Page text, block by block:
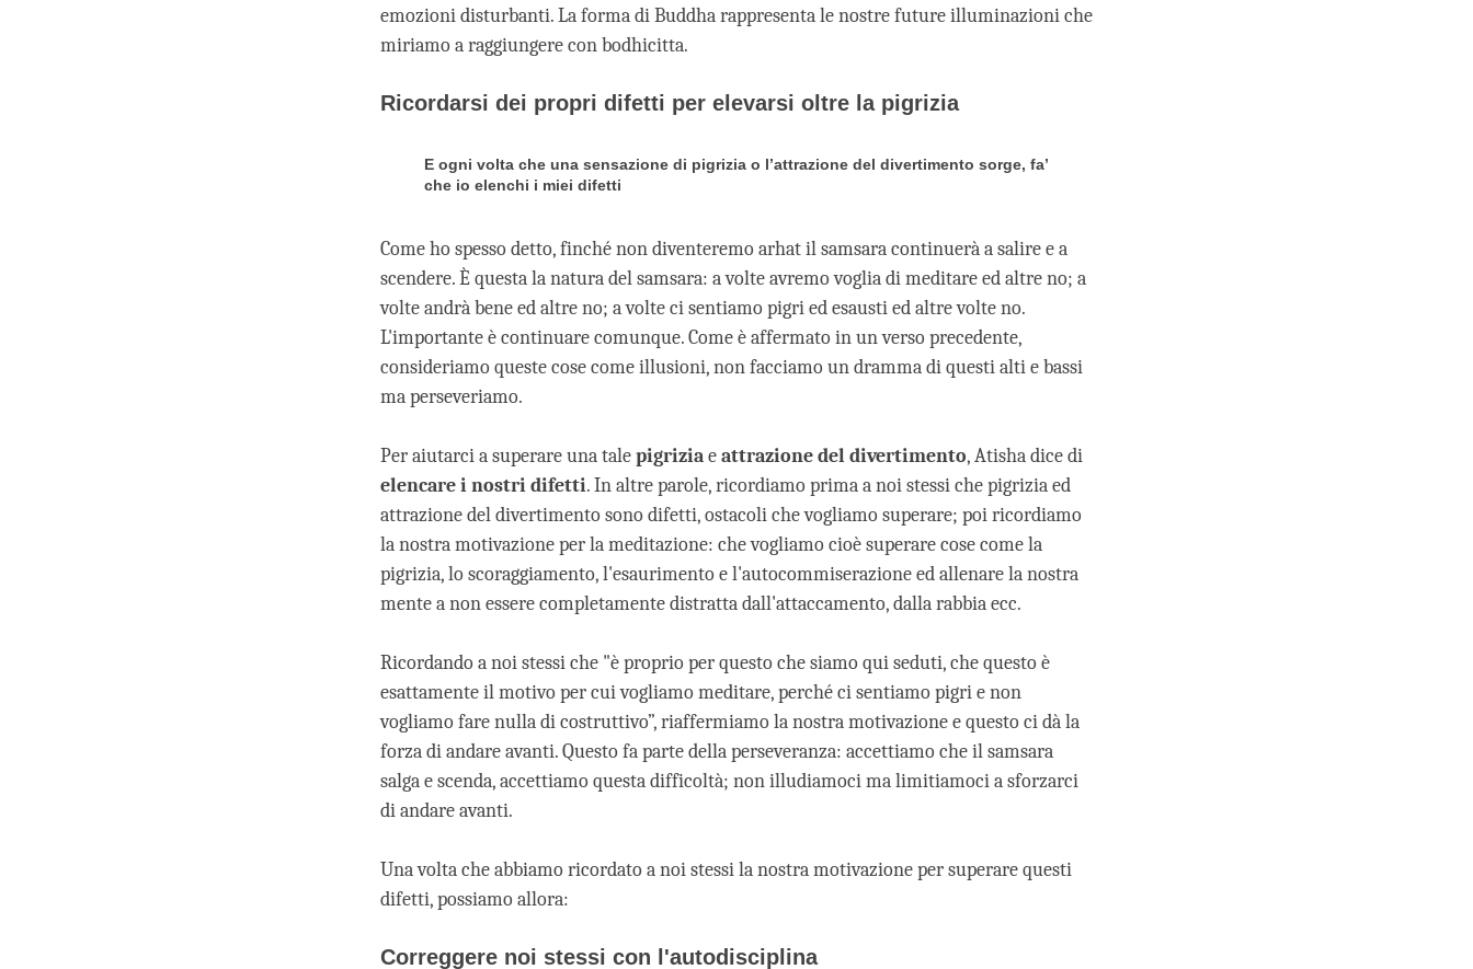
emozioni disturbanti. La forma di Buddha rappresenta le nostre future illuminazioni che
miriamo a raggiungere con bodhicitta.
Ricordarsi dei propri difetti per elevarsi oltre la pigrizia
E ogni volta che una sensazione di pigrizia o l’attrazione del divertimento sorge, fa’
che io elenchi i miei difetti
Come ho spesso detto, finché non diventeremo arhat il samsara continuerà a salire e a
scendere. È questa la natura del samsara: a volte avremo voglia di meditare ed altre no; a
volte andrà bene ed altre no; a volte ci sentiamo pigri ed esausti ed altre volte no.
L'importante è continuare comunque. Come è affermato in un verso precedente,
consideriamo queste cose come illusioni, non facciamo un dramma di questi alti e bassi
ma perseveriamo.
Per aiutarci a superare una talepigriziaeattrazione del divertimento, Atisha dice di
elencare i nostri difetti. In altre parole, ricordiamo prima a noi stessi che pigrizia ed
attrazione del divertimento sono difetti, ostacoli che vogliamo superare; poi ricordiamo
la nostra motivazione per la meditazione: che vogliamo cioè superare cose come la
pigrizia, lo scoraggiamento, l'esaurimento e l'autocommiserazione ed allenare la nostra
mente a non essere completamente distratta dall'attaccamento, dalla rabbia ecc.
Ricordando a noi stessi che "è proprio per questo che siamo qui seduti, che questo è
esattamente il motivo per cui vogliamo meditare, perché ci sentiamo pigri e non
vogliamo fare nulla di costruttivo”, riaffermiamo la nostra motivazione e questo ci dà la
forza di andare avanti. Questo fa parte della perseveranza: accettiamo che il samsara
salga e scenda, accettiamo questa difficoltà; non illudiamoci ma limitiamoci a sforzarci
di andare avanti.
Una volta che abbiamo ricordato a noi stessi la nostra motivazione per superare questi
difetti, possiamo allora:
Correggere noi stessi con l'autodisciplina